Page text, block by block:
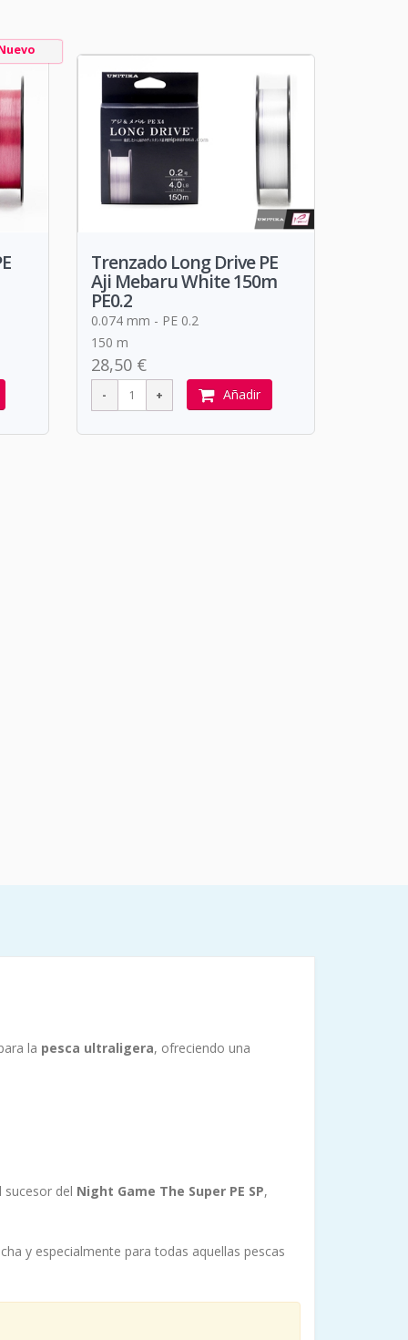
Trenzado Long Drive PE
Aji Mebaru White 150m
PE0.2
0.074 mm - PE 0.2
150 m
28,50 €
Añadir
la pesca ultraligera, ofreciendo una
del Night Game The Super PE SP,
y especialmente para todas aquellas pescas